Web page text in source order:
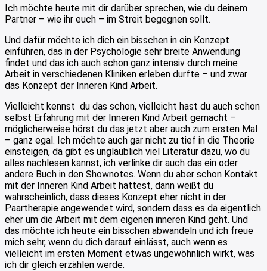
Ich möchte heute mit dir darüber sprechen, wie du deinem
Partner – wie ihr euch – im Streit begegnen sollt.
Und dafür möchte ich dich ein bisschen in ein Konzept
einführen, das in der Psychologie sehr breite Anwendung
findet und das ich auch schon ganz intensiv durch meine
Arbeit in verschiedenen Kliniken erleben durfte – und zwar
das Konzept der Inneren Kind Arbeit.
Vielleicht kennst du das schon, vielleicht hast du auch schon
selbst Erfahrung mit der Inneren Kind Arbeit gemacht –
möglicherweise hörst du das jetzt aber auch zum ersten Mal
– ganz egal. Ich möchte auch gar nicht zu tief in die Theorie
einsteigen, da gibt es unglaublich viel Literatur dazu, wo du
alles nachlesen kannst, ich verlinke dir auch das ein oder
andere Buch in den Shownotes. Wenn du aber schon Kontakt
mit der Inneren Kind Arbeit hattest, dann weißt du
wahrscheinlich, dass dieses Konzept eher nicht in der
Paartherapie angewendet wird, sondern dass es da eigentlich
eher um die Arbeit mit dem eigenen inneren Kind geht. Und
das möchte ich heute ein bisschen abwandeln und ich freue
mich sehr, wenn du dich darauf einlässt, auch wenn es
vielleicht im ersten Moment etwas ungewöhnlich wirkt, was
ich dir gleich erzählen werde.